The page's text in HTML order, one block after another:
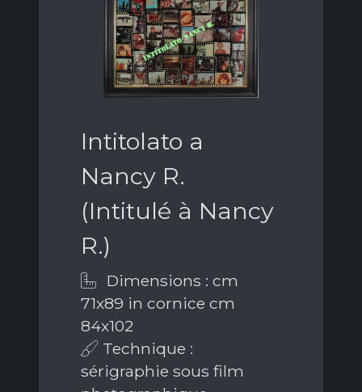
Intitolato a
Nancy R.
(Intitulé à Nancy
R.)
Dimensions : cm
71x89 in cornice cm
84x102
Technique :
sérigraphie sous film